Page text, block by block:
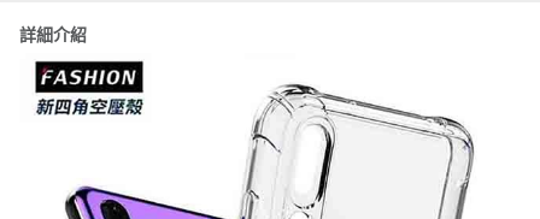
詳細介紹